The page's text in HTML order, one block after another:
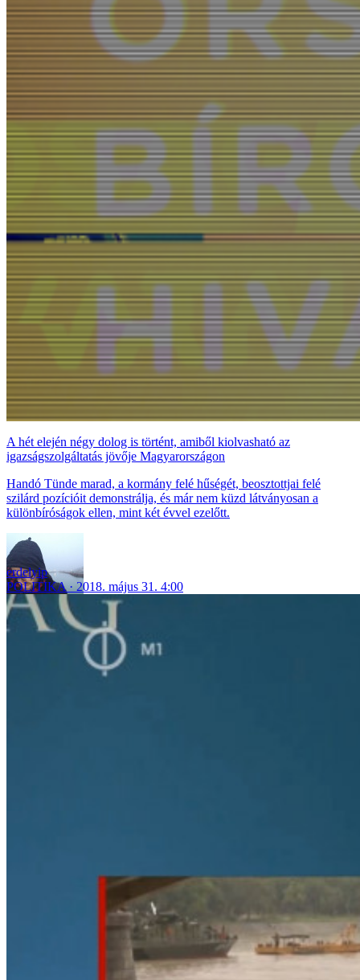
A hét elején négy dolog is történt, amiből kiolvasható az
igazságszolgáltatás jövője Magyarországon
Handó Tünde marad, a kormány felé hűségét, beosztottjai felé
szilárd pozícióit demonstrálja, és már nem küzd látványosan a
különbíróságok ellen, mint két évvel ezelőtt.
erdelyip
POLITIKA
2018. május 31. 4:00